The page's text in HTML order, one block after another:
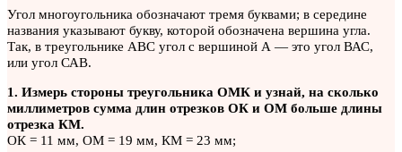
Угол многоугольника обозначают тремя буквами; в середине
названия указывают букву, которой обозначена вершина угла.
Так, в треугольнике ABC угол с вершиной А — это угол ВАС,
или угол САВ.
1. Измерь стороны треугольника ОМК и узнай, на сколько
миллиметров сумма длин отрезков ОК и ОМ больше длины
отрезка КМ.
ОК = 11 мм, ОМ = 19 мм, КМ = 23 мм;